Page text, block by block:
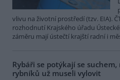
vlivu na životní prostředí (tzv. EIA).
rozhodnutí Krajského úřadu
záměru mají ústečtí krajští radní i
Rybáři se potýkají se
rybníků už museli vylovit